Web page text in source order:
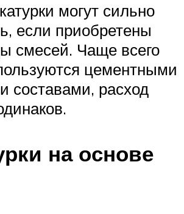
могут сильно
если приобретены
смесей. Чаще всего
цементными
составами, расход
на основе